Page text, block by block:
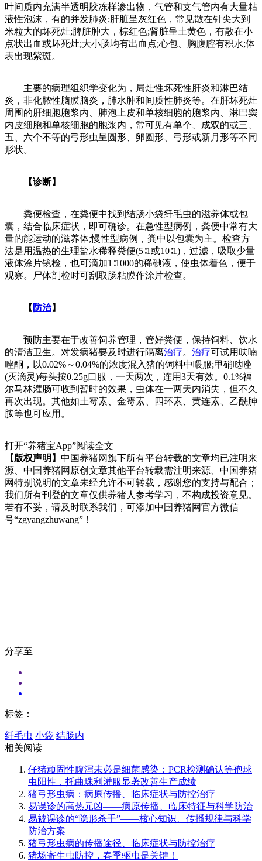
叶间质内充满半透明胶冻样渗出物，气管和支气管内有大量粘
液性泡沫，有的并发肺炎;肝脏呈灰红色，常见散在针尖大到
米粒大的坏死灶;脾脏肿大，棕红色;肾脏呈土黄色，有散在小
点状出血或坏死灶;大小肠均有出血点;心包、胸腹腔有积水;体
表出现紫斑。
主要的病理组织学变化为，局灶性坏死性肝炎和淋巴结
炎，非化脓性脑膜脑炎，肺水肿和间质性肺炎等。在肝坏死灶
周围的肝细胞胞浆内、肺泡上皮和单核细胞的胞浆内、淋巴窦
内皮细胞和单核细胞的胞浆内，常可见有单个、成双的或三、
五、六个不等的弓形虫呈圆形、卵圆形、弓形或新月形等不同
形状。
【诊断】
粪便检查，在粪便中找到结肠小袋纤毛虫的滋养体或包
囊，结合临床症状，即可确诊。在急性型病例，粪便中常有大
量的能运动的滋养体;慢性型病例，粪中以包囊为主。检查方
法是用温热的生理盐水稀释粪便(5∶1或10∶1)，过滤，吸取少量
液体涂片镜检，也可滴加1∶1000的稀碘液，使虫体着色，便于
观察。尸体剖检时可刮取肠粘膜作涂片检查。
【 防治】
预防主要在于改善饲养管理，管好粪便，保持饲料、饮水
的清洁卫生。对发病猪要及时进行隔离治疗。 治疗可试用呋喃
唑酮，以0.02%～0.04%的浓度混入猪的饲料中喂服;甲硝哒唑
(灭滴灵)每头按0.25g口服，一天两次，连用3天有效。0.1%福
尔马林灌肠可收到暂时的效果，虫体在一两天内消失，但不久
再次出现。其他如土霉素、金霉素、四环素、黄连素、乙酰胂
胺等也可应用。
打开“养猪宝App”阅读全文
【版权声明】 中国养猪网旗下所有平台转载的文章均已注明来
源、中国养猪网原创文章其他平台转载需注明来源、中国养猪
网特别说明的文章未经允许不可转载，感谢您的支持与配合；
我们所有刊登的文章仅供养猪人参考学习，不构成投资意见。
若有不妥，请及时联系我们，可添加中国养猪网官方微信
号“zgyangzhuwang”！
分享至
标签：
纤毛虫 小袋 结肠内
相关阅读
仔猪顽固性腹泻未必是细菌感染：PCR检测确认等孢球
虫阳性，托曲珠利灌服显著改善生产成绩
猪弓形虫病：病原传播、临床症状与防控治疗
易误诊的高热元凶——病原传播、临床特征与科学防治
易被误诊的“隐形杀手”——核心知识、传播规律与科学
防治方案
猪弓形虫病的传播途径、临床症状与防控治疗
猪场寄生虫防控，春季驱虫是关键！